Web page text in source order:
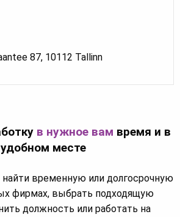
87, 10112 Tallinn
в нужное вам время и в
удобном месте
временную или долгосрочную
фирмах, выбрать подходящую
должность или работать на